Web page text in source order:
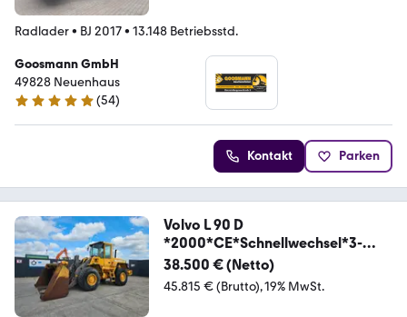
Radlader• BJ 2017• 13.148 Betriebsstd.
Goosmann GmbH
49828 Neuenhaus
4.9 Sterne
(54)
Kontakt Parken
Volvo L 90 D
*2000*CE*Schnellwechsel*3-
Steuerung
38.500 € (Netto)
45.815 € (Brutto) 19% MwSt.